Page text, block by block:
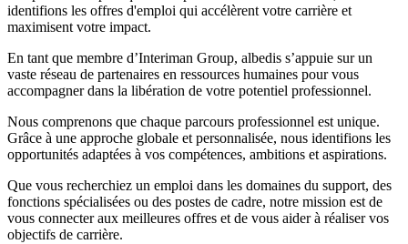
identifions les offres d'emploi qui accélèrent votre carrière et
maximisent votre impact.
En tant que membre d’Interiman Group, albedis s’appuie sur un
vaste réseau de partenaires en ressources humaines pour vous
accompagner dans la libération de votre potentiel professionnel.
Nous comprenons que chaque parcours professionnel est unique.
Grâce à une approche globale et personnalisée, nous identifions les
opportunités adaptées à vos compétences, ambitions et aspirations.
Que vous recherchiez un emploi dans les domaines du support, des
fonctions spécialisées ou des postes de cadre, notre mission est de
vous connecter aux meilleures offres et de vous aider à réaliser vos
objectifs de carrière.